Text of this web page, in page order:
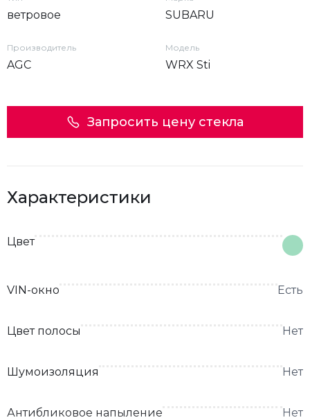
ветровое SUBARU
Производитель
AGC
Модель
WRX Sti
Запросить цену стекла
Характеристики
Цвет
VIN-окно Есть
Цвет полосы Нет
Шумоизоляция Нет
Антибликовое напыление Нет